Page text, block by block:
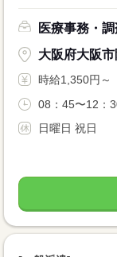
医療事務・
大阪府大阪市
時給1,350円～
08：45〜12：
日曜日 祝日